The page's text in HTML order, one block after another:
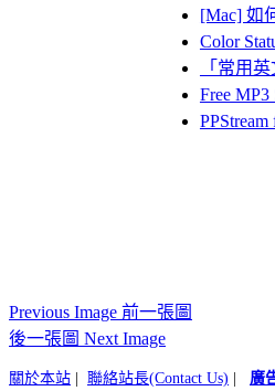
[Mac] 如
Color
「常用
Free
Previous Image 前一張圖
後一張圖 Next Image
關於本站 聯絡站長(Contact Us) 廣